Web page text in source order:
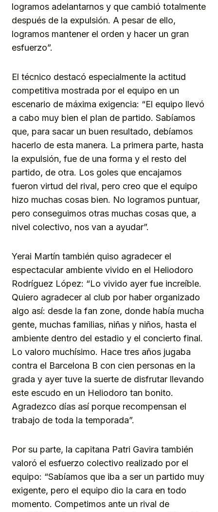
logramos adelantarnos y que cambió totalmente
después de la expulsión. A pesar de ello,
logramos mantener el orden y hacer un gran
esfuerzo”.
El técnico destacó especialmente la actitud
competitiva mostrada por el equipo en un
escenario de máxima exigencia: “El equipo llevó
a cabo muy bien el plan de partido. Sabíamos
que, para sacar un buen resultado, debíamos
hacerlo de esta manera. La primera parte, hasta
la expulsión, fue de una forma y el resto del
partido, de otra. Los goles que encajamos
fueron virtud del rival, pero creo que el equipo
hizo muchas cosas bien. No logramos puntuar,
pero conseguimos otras muchas cosas que, a
nivel colectivo, nos van a ayudar”.
Yerai Martín también quiso agradecer el
espectacular ambiente vivido en el Heliodoro
Rodríguez López: “Lo vivido ayer fue increíble.
Quiero agradecer al club por haber organizado
algo así: desde la fan zone, donde había mucha
gente, muchas familias, niñas y niños, hasta el
ambiente dentro del estadio y el concierto final.
Lo valoro muchísimo. Hace tres años jugaba
contra el Barcelona B con cien personas en la
grada y ayer tuve la suerte de disfrutar llevando
este escudo en un Heliodoro tan bonito.
Agradezco días así porque recompensan el
trabajo de toda la temporada”.
Por su parte, la capitana Patri Gavira también
valoró el esfuerzo colectivo realizado por el
equipo: “Sabíamos que iba a ser un partido muy
exigente, pero el equipo dio la cara en todo
momento. Competimos ante un rival de